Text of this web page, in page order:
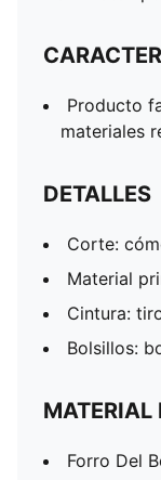
Producto
materiales
DETALLES
Corte:
Material
Cintura:
Bolsillos:
MATERIAL
Forro Del